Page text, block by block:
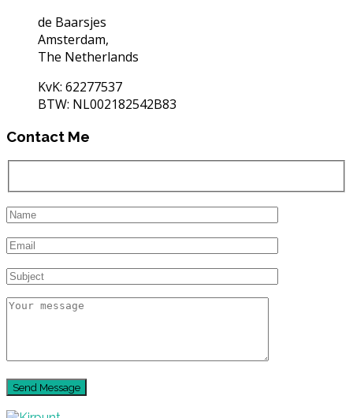
de Baarsjes
Amsterdam,
The Netherlands
KvK: 62277537
BTW: NL002182542B83
Contact Me
Send Message